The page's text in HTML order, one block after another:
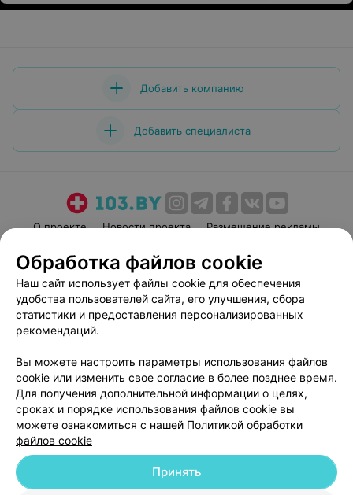
Добавить компанию
Добавить специалиста
О проекте Новости проекта
Размещение рекламы
Пользовательское соглашение
Способы оплаты
Вакансии
Партнеры
Написать руководителю 103.by
Персональные настройки cookie
Обработка персональных данных
© 2026 ООО «Артокс Лаб», УНП 191700409| 220012, Республика Беларусь,
Обработка файлов cookie
Наш сайт использует файлы cookie для обеспечения
удобства пользователей сайта, его улучшения, сбора
статистики и предоставления персонализированных
рекомендаций.
Вы можете настроить параметры использования файлов
cookie или изменить свое согласие в более позднее время.
Для получения дополнительной информации о целях,
сроках и порядке использования файлов cookie вы
можете ознакомиться с нашей Политикой обработки
файлов cookie
Принять